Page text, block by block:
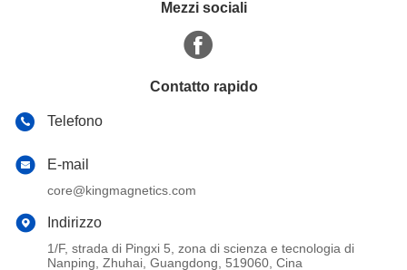
Mezzi sociali
Contatto rapido
Telefono
E-mail
core@kingmagnetics.com
Indirizzo
1/F, strada di Pingxi 5, zona di scienza e tecnologia di
Nanping, Zhuhai, Guangdong, 519060, Cina